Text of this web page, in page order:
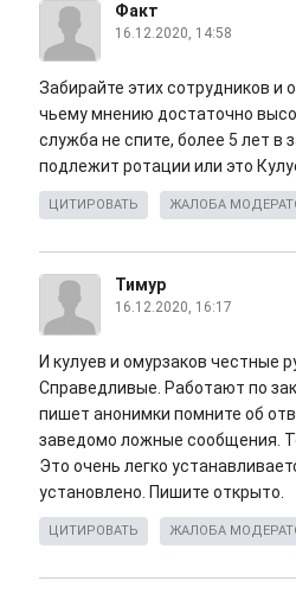
Факт
16.12.2020, 14:58
Забирайте этих сотрудников и
чьему мнению достаточно
служба не спите, более 5 лет в
подлежит ротации или это
ЦИТИРОВАТЬ ЖАЛОБА
Тимур
16.12.2020, 16:17
И кулуев и омурзаков честные
Справедливые. Работают по
пишет анонимки помните об
заведомо ложные сообщения.
Это очень легко
установлено. Пишите открыто.
ЦИТИРОВАТЬ ЖАЛОБА